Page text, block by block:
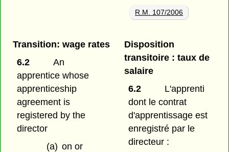
R.M. 107/2006
Transition: wage rates
6.2
An
apprentice whose
apprenticeship
agreement is
registered by the
director
(a) on or
Disposition
transitoire : taux de
salaire
6.2
L'apprenti
dont le contrat
d'apprentissage est
enregistré par le
directeur :